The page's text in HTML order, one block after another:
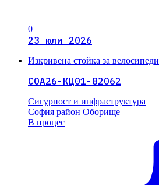
0
23 юли 2026
Изкривена стойка за велосипеди
СОА26-КЦ01-82062
Сигурност и инфраструктура
София район Оборище
В процес